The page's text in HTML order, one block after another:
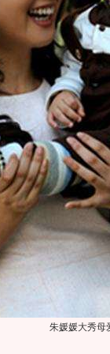
朱媛媛大秀母